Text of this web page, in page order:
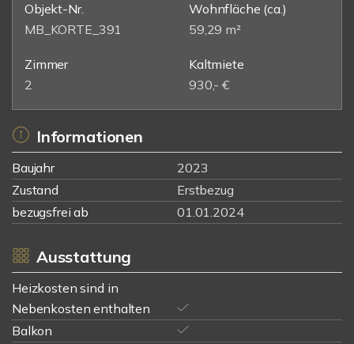
Objekt-Nr.
MB_KORTE_391
Wohnfläche (ca.)
59,29 m²
Zimmer
2
Kaltmiete
930,- €
Informationen
Baujahr
2023
Zustand
Erstbezug
bezugsfrei ab
01.01.2024
Ausstattung
Heizkosten sind in
Nebenkosten enthalten
Balkon